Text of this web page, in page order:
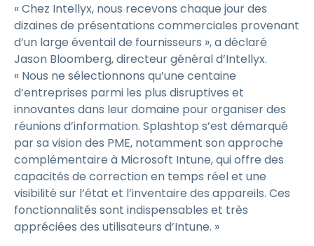
« Chez Intellyx, nous recevons chaque jour des
dizaines de présentations commerciales provenant
d’un large éventail de fournisseurs », a déclaré
Jason Bloomberg, directeur général d’Intellyx.
« Nous ne sélectionnons qu’une centaine
d’entreprises parmi les plus disruptives et
innovantes dans leur domaine pour organiser des
réunions d’information. Splashtop s’est démarqué
par sa vision des PME, notamment son approche
complémentaire à Microsoft Intune, qui offre des
capacités de correction en temps réel et une
visibilité sur l’état et l’inventaire des appareils. Ces
fonctionnalités sont indispensables et très
appréciées des utilisateurs d’Intune. »